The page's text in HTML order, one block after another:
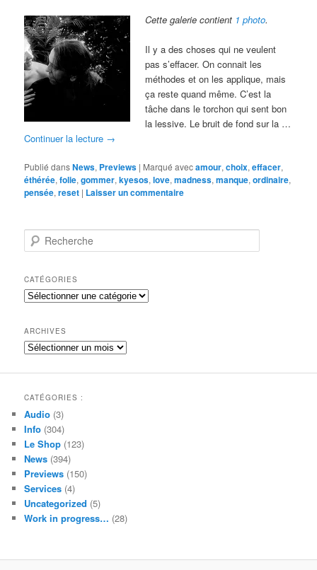
Cette galerie contient 1 photo.
Il y a des choses qui ne veulent
pas s’effacer. On connait les
méthodes et on les applique, mais
ça reste quand même. C’est la
tâche dans le torchon qui sent bon
la lessive. Le bruit de fond sur la …
Continuer la lecture →
Publié dansNews, Previews | Marqué avecamour,choix,effacer,
éthérée,folie,gommer,kyesos,love,madness,manque,ordinaire,
pensée,reset | Laisser un commentaire
e
h
e
r
h
e
CATÉGORIES
Catégories
ARCHIVES
Archives
CATÉGORIES :
Audio (3)
Info (304)
Le Shop (123)
News (394)
Previews (150)
Services (4)
Uncategorized (5)
Work in progress… (28)